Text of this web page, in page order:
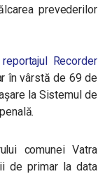
prevederilor
Recorder
în vârstă de 69 de
la Sistemul de
comunei Vatra
de primar la data